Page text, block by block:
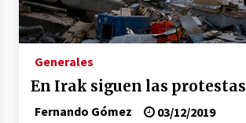
08/03/2026
17/01/2026
Generales
En Irak siguen las protestas
Fernando Gómez 03/12/2019